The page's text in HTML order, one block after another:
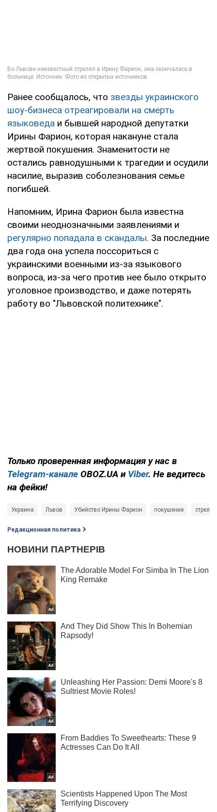
Ранее сообщалось, что звезды украинского
шоу-бизнеса отреагировали на смерть
языковеда и бывшей народной депутатки
Ирины Фарион, которая накануне стала
жертвой покушения. Знаменитости не
остались равнодушными к трагедии и осудили
насилие, выразив соболезнования семье
погибшей.
Напомним, Ирина Фарион была известна
своими неоднозначными заявлениями и
регулярно попадала в скандалы. За последние
два года она успела поссориться с
украинскими военными из-за языкового
вопроса, из-за чего против нее было открыто
уголовное производство, и даже потерять
работу во "Львовской политехнике".
Только проверенная информация у нас в
Telegram-канале OBOZ.UA и Viber. Не ведитесь
на фейки!
Украина Львов Убийство Ирины Фарион покушение
Редакционная политика